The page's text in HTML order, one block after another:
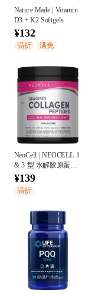
Nature Made | Vitamin
D3 + K2 Softgels
¥132
满折 满免
NeoCell | NEOCELL 1
& 3 型 水解胶原蛋白
粉
¥139
满折